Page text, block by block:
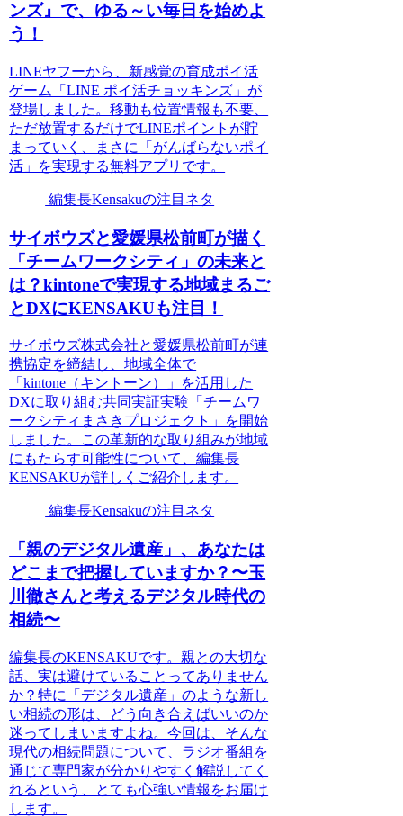
ンズ』で、ゆる～い毎日を始めよ
う！
LINEヤフーから、新感覚の育成ポイ活
ゲーム「LINE ポイ活チョッキンズ」が
登場しました。移動も位置情報も不要、
ただ放置するだけでLINEポイントが貯
まっていく、まさに「がんばらないポイ
活」を実現する無料アプリです。
編集長Kensakuの注目ネタ
サイボウズと愛媛県松前町が描く
「チームワークシティ」の未来と
は？kintoneで実現する地域まるご
とDXにKENSAKUも注目！
サイボウズ株式会社と愛媛県松前町が連
携協定を締結し、地域全体で
「kintone（キントーン）」を活用した
DXに取り組む共同実証実験「チームワ
ークシティまさきプロジェクト」を開始
しました。この革新的な取り組みが地域
にもたらす可能性について、編集長
KENSAKUが詳しくご紹介します。
編集長Kensakuの注目ネタ
「親のデジタル遺産」、あなたは
どこまで把握していますか？〜玉
川徹さんと考えるデジタル時代の
相続〜
編集長のKENSAKUです。親との大切な
話、実は避けていることってありません
か？特に「デジタル遺産」のような新し
い相続の形は、どう向き合えばいいのか
迷ってしまいますよね。今回は、そんな
現代の相続問題について、ラジオ番組を
通じて専門家が分かりやすく解説してく
れるという、とても心強い情報をお届け
します。